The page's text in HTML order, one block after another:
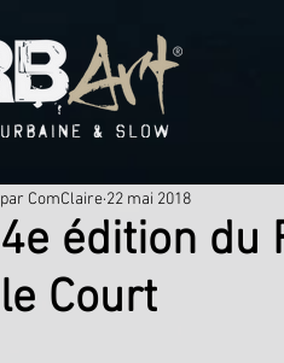
4e édition du
le Court
par ComClaire 22 mai 2018